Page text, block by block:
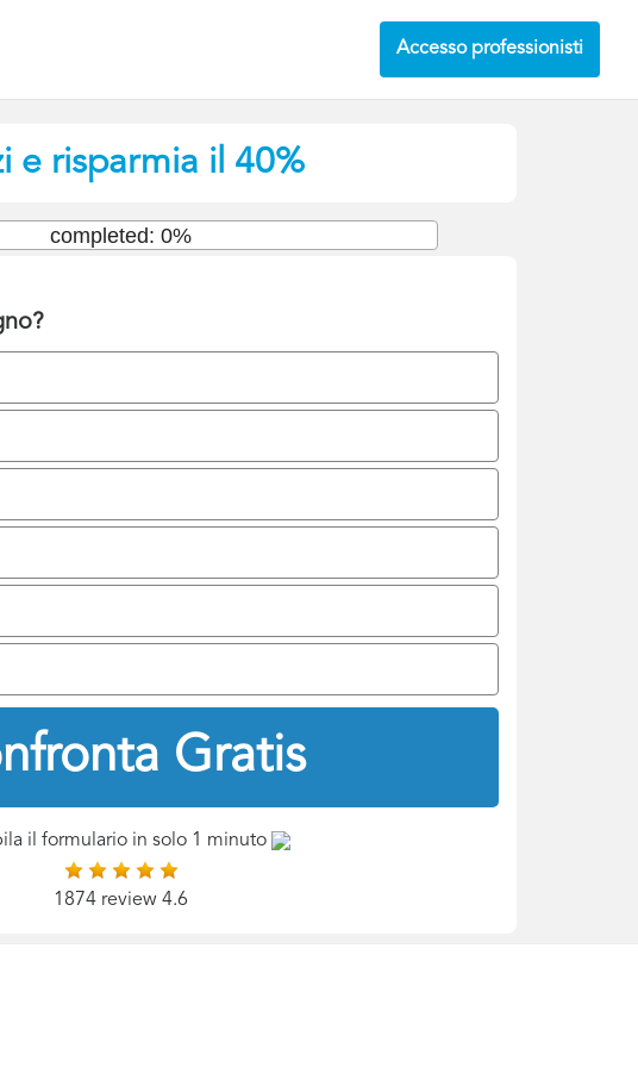
Accesso professionisti
e risparmia il 40%
Gratis
completed: 0%
il formulario in solo 1 minuto
1874 review 4.6